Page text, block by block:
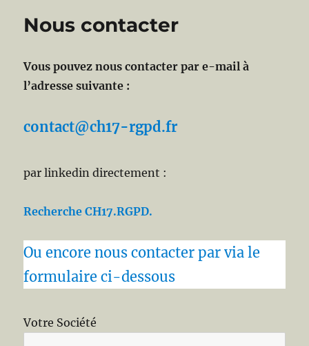
Nous contacter
Vous pouvez nous contacter par e-mail à
l’adresse suivante :
contact@ch17-rgpd.fr
par linkedin directement :
Recherche CH17.RGPD.
Ou encore nous contacter par via le
formulaire ci-dessous
Votre Société